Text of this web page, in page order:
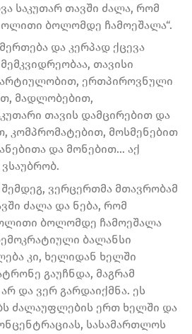
საკუთარ თავში ძალა, რომ
ბოლომდე ჩამოეშალა“.
და კერპად ქცევა
თავისი
ერთპიროვნული
მადლობებით,
თავის დამცირებით და
კომპრომატებით, მოსმენებით
და მონებით… აქ
ვერცერთმა მთავრობამ
ძალა და ნება, რომ
ბოლომდე ჩამოეშალა
ბალანსი
კი, ხელიდან ხელში
გაუჩნდა, მაგრამ
და ვერ გარდაიქმნა. ეს
ძალაუფლების ერთ ხელში და
სასამართლოს